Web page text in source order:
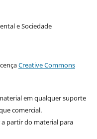
e Sociedade
Creative Commons
em qualquer suporte
comercial.
partir do material para